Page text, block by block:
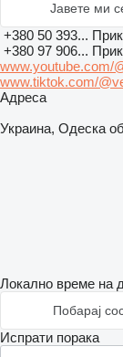
Јавете ми
+380 50 393...
+380 97 906...
www.youtube.com/
www.tiktok.com/
Адреса
Украина, Одеска
Локално време на
Побарај
Испрати порака